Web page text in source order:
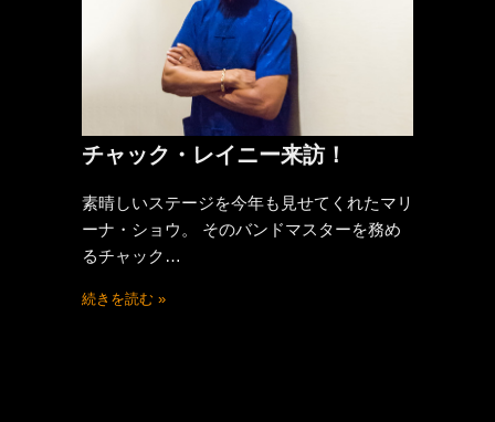
チャック・レイニー来訪！
素晴しいステージを今年も見せてくれたマリ
ーナ・ショウ。 そのバンドマスターを務め
るチャック…
続きを読む »